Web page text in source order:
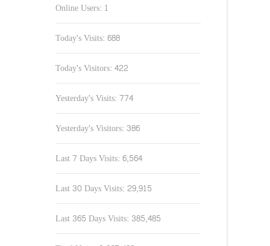
Online Users: 1
Today's Visits: 688
Today's Visitors: 422
Yesterday's Visits: 774
Yesterday's Visitors: 386
Last 7 Days Visits: 6,564
Last 30 Days Visits: 29,915
Last 365 Days Visits: 385,485